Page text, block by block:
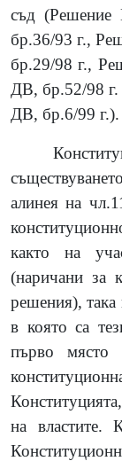
съд
бр.36/93 г.,
бр.29/98 г.,
ДВ, бр.52/98
ДВ, бр.6/99 г.).
алинея на
както на
(наричани за
решения), така
в която са
първо място
на властите.